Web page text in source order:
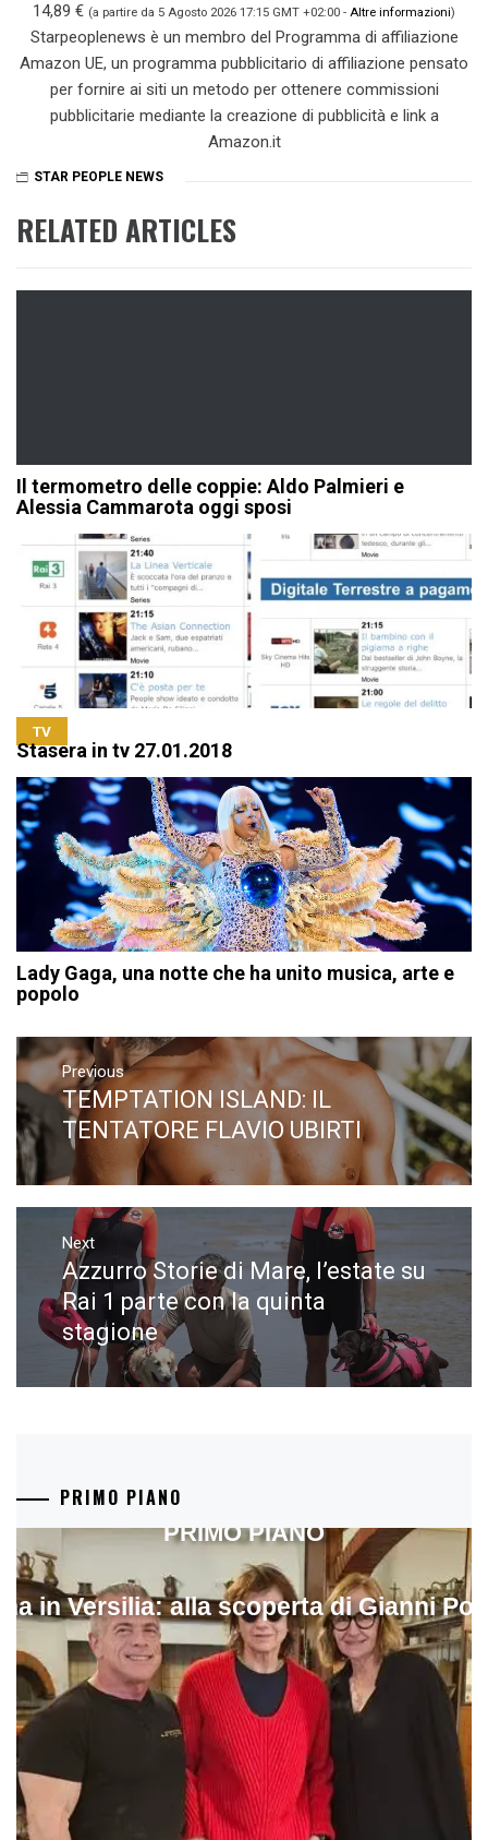
14,89 € (a partire da 5 Agosto 2026 17:15 GMT +02:00 - Altre informazioni)
Starpeoplenews è un membro del Programma di affiliazione
Amazon UE, un programma pubblicitario di affiliazione pensato
per fornire ai siti un metodo per ottenere commissioni
pubblicitarie mediante la creazione di pubblicità e link a
Amazon.it
STAR PEOPLE NEWS
RELATED ARTICLES
Il termometro delle coppie: Aldo Palmieri e
Alessia Cammarota oggi sposi
TV
Stasera in tv 27.01.2018
Lady Gaga, una notte che ha unito musica, arte e
popolo
Navigazione
articoli
Previous
Previous
post:
TEMPTATION ISLAND: IL
TENTATORE FLAVIO UBIRTI
Next
Next
post:
Azzurro Storie di Mare, l’estate su
Rai 1 parte con la quinta
stagione
PRIMO PIANO
in Versilia: alla scoperta di Gianni
PRIMO PIANO